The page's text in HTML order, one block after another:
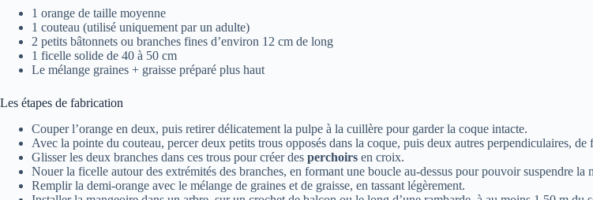
1 orange de taille moyenne
1 couteau (utilisé uniquement par un adulte)
2 petits bâtonnets ou branches fines d’environ 12 cm de long
1 ficelle solide de 40 à 50 cm
Le mélange graines + graisse préparé plus haut
Les étapes de fabrication
Couper l’orange en deux, puis retirer délicatement la pulpe à la cuillère pour garder la coque intacte.
Avec la pointe du couteau, percer deux petits trous opposés dans la coque, puis deux autres perpendiculaires,
Glisser les deux branches dans ces trous pour créer des perchoirs en croix.
Nouer la ficelle autour des extrémités des branches, en formant une boucle au-dessus pour pouvoir suspendre la
Remplir la demi-orange avec le mélange de graines et de graisse, en tassant légèrement.